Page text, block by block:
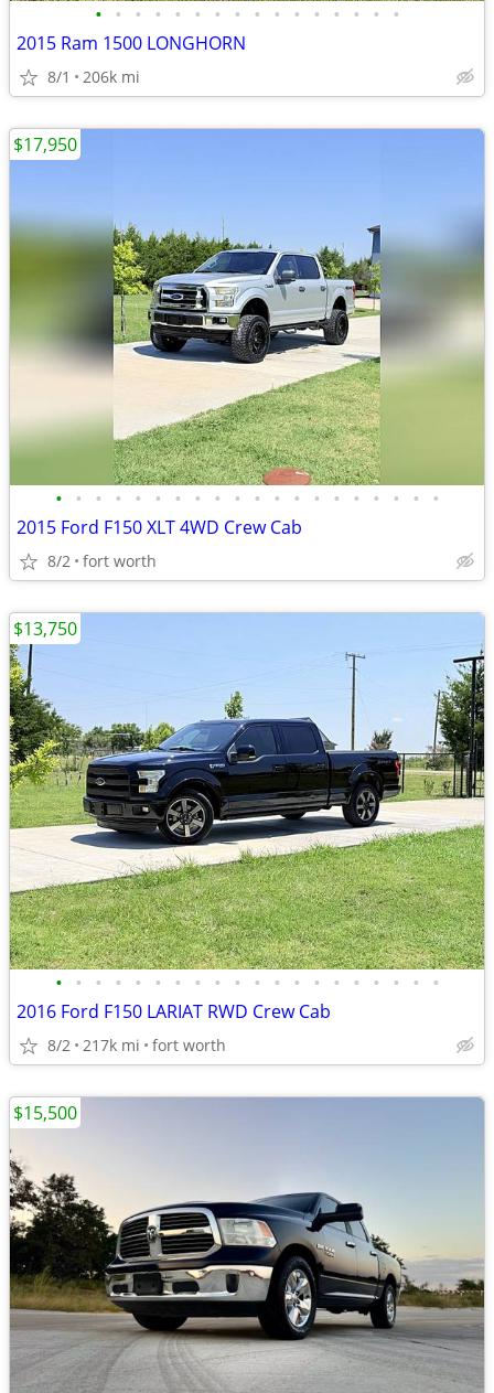
• • • • • • • • • • • • • • • •
2015 Ram 1500 LONGHORN
8/1 206k mi
• • • • • • • • • • • • • • • • • • • •
2015 Ford F150 XLT 4WD Crew Cab
8/2 fort worth
$17,950
• • • • • • • • • • • • • • • • • • • •
2016 Ford F150 LARIAT RWD Crew Cab
8/2 217k mi fort worth
$13,750
$15,500